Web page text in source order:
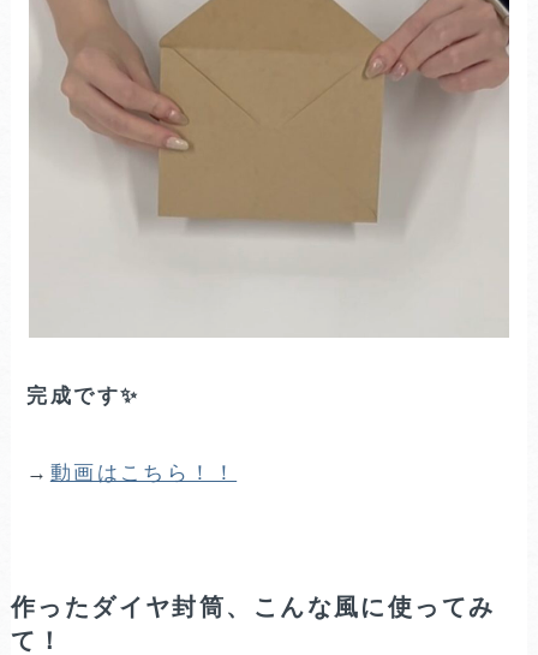
完成です✨
→ 動画はこちら！！
作ったダイヤ封筒、こんな風に使ってみ
て！